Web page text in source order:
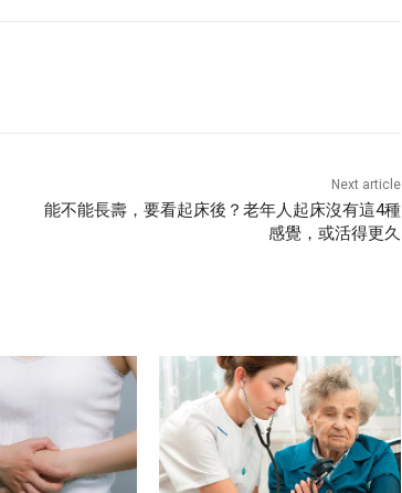
Next article
能不能長壽，要看起床後？老年人起床沒有這4種
感覺，或活得更久